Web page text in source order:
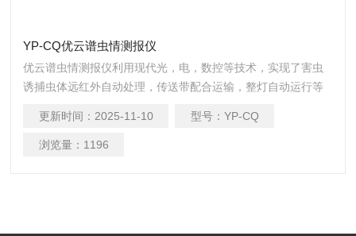
YP-CQ优云谱虫情测报仪
优云谱虫情测报仪利用现代光，电，数控等技术，实现了害虫
诱捕虫体远红外自动处理，传送带配合运输，整灯自动运行等
散，拍照，运输，收集，排水等系统作业，然后利用无线传输
技术、物联网技术并实时将环境气象和虫害情况上传到农业云
更新时间： 2025-11-10 型号： YP-CQ
浏览量： 1196